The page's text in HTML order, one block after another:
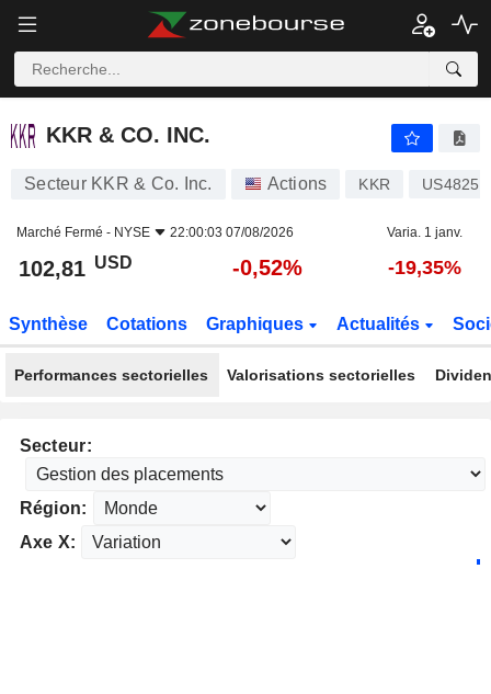
KKR & CO. INC.
KKR & CO. INC.
Secteur KKR & Co. Inc. Actions KKR
Marché Fermé - NYSE 22:00:03 07/08/2026 Varia. 1 janv.
102,81 USD -0,52% -19,35%
Synthèse Cotations Graphiques Actualités
Performances sectorielles Valorisations sectorielles
Secteur:
Région:
Axe X: